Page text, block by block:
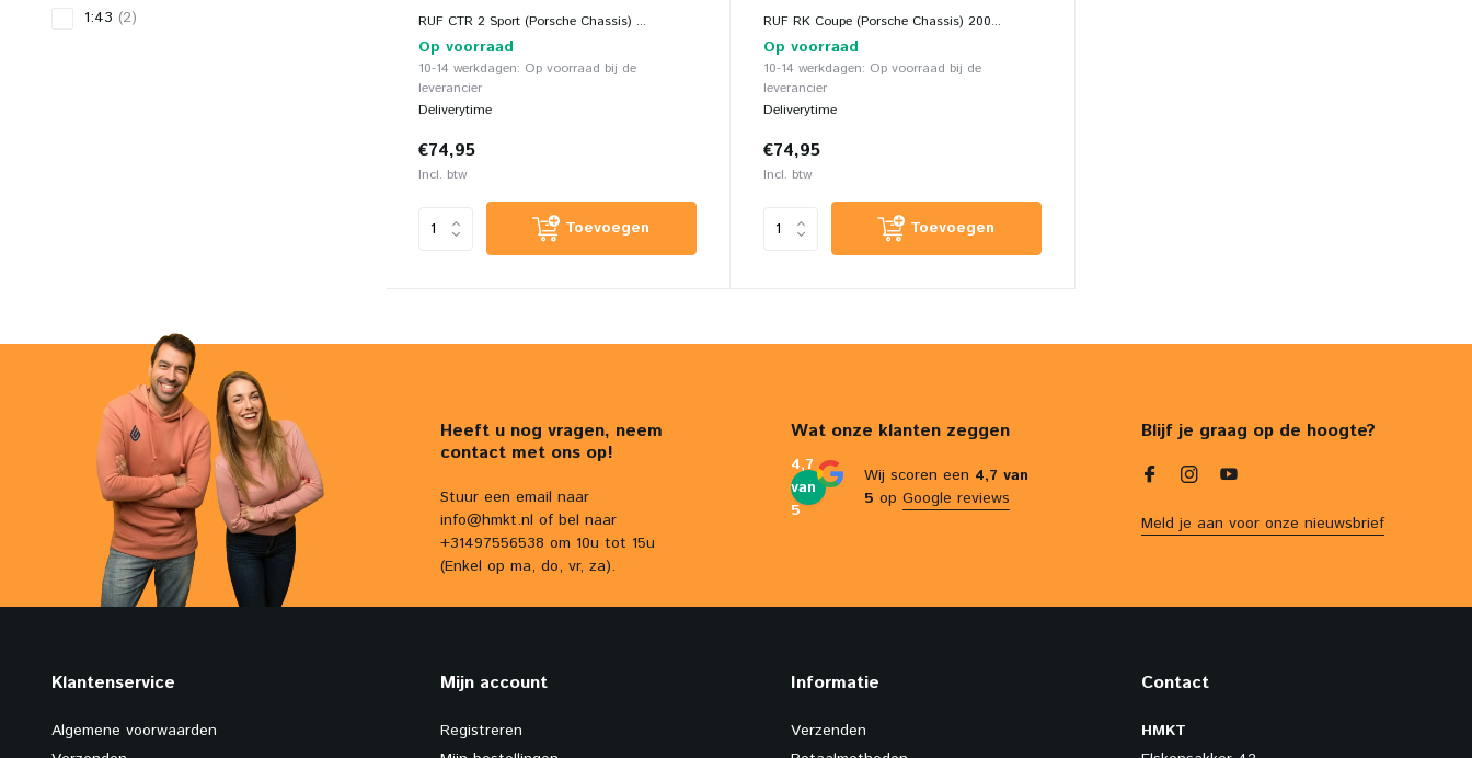
1:43 (2)
RUF CTR 2 Sport (Porsche Chassis) ...
Op voorraad
10-14 werkdagen: Op voorraad bij de
leverancier
Deliverytime
€74,95
Incl. btw
Toevoegen
RUF RK Coupe (Porsche Chassis) 200...
Op voorraad
10-14 werkdagen: Op voorraad bij de
leverancier
Deliverytime
€74,95
Incl. btw
Toevoegen
Heeft u nog vragen, neem
contact met ons op!
Stuur een email naar
info@hmkt.nl of bel naar
+31497556538 om 10u tot 15u
(Enkel op ma, do, vr, za).
Wat onze klanten zeggen
4,7
van
5
Wij scoren een 4,7 van
5 op Google reviews
Blijf je graag op de hoogte?
Meld je aan voor onze nieuwsbrief
Klantenservice
Algemene voorwaarden
Mijn account
Registreren
Informatie
Verzenden
Contact
HMKT